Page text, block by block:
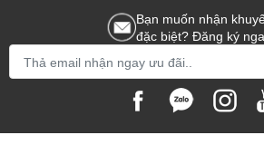
Bạn muốn nhận
đặc biệt? Đăng ký